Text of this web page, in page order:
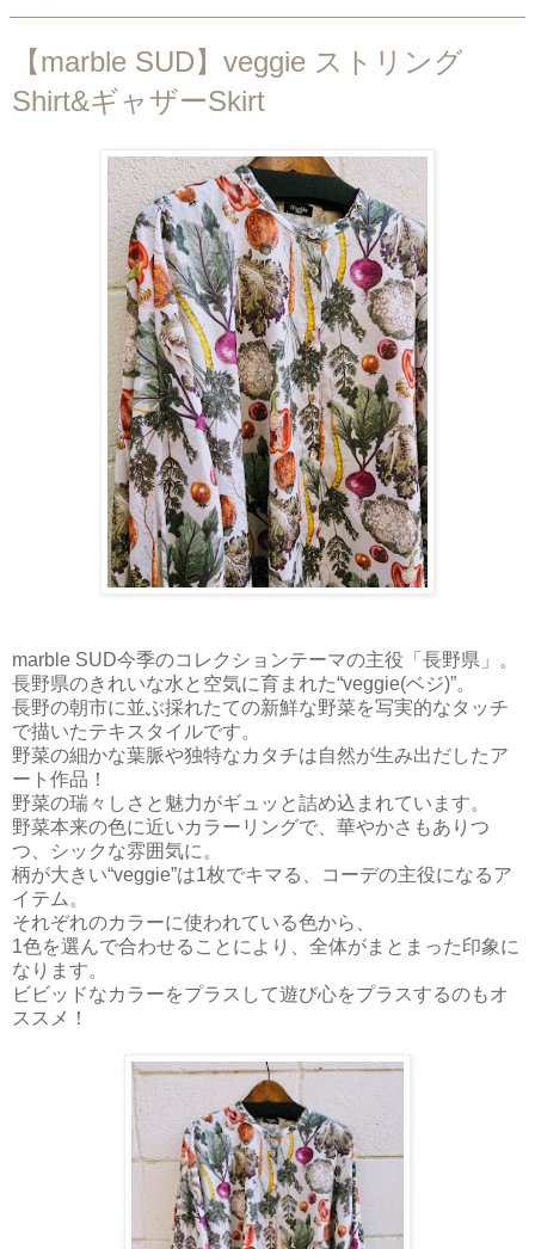
【marble SUD】veggie ストリング
Shirt&ギャザーSkirt
marble SUD今季のコレクションテーマの主役「長野県」。
長野県のきれいな水と空気に育まれた“veggie(ベジ)”。
長野の朝市に並ぶ採れたての新鮮な野菜を写実的なタッチ
で描いたテキスタイルです。
野菜の細かな葉脈や独特なカタチは自然が生み出だしたア
ート作品！
野菜の瑞々しさと魅力がギュッと詰め込まれています。
野菜本来の色に近いカラーリングで、華やかさもありつ
つ、シックな雰囲気に。
柄が大きい“veggie”は1枚でキマる、コーデの主役になるア
イテム。
それぞれのカラーに使われている色から、
1色を選んで合わせることにより、全体がまとまった印象に
なります。
ビビッドなカラーをプラスして遊び心をプラスするのもオ
ススメ！